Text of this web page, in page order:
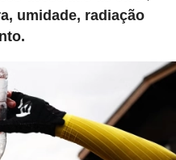
umidade, radiação